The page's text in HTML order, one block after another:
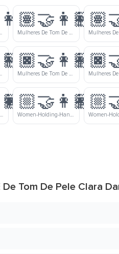
Dando As Mãos
👩🏽‍🤝‍👩🏻
Mulheres De Tom De Pele Médio E De Tom De Pele Clara Dando As Mãos
Clara Dando As Mãos
👩🏿‍🤝‍👩🏼
Mulheres De Tom De Pele Escura E De Tom De Pele Meio Clara Dando As Mãos
Women-Holding-Hands-Light-Skin-Tone-Dark-Skin-Tone
👩🏼‍🤝‍👩🏽
Women-Holding-Hands-Medium-Light-Skin-Tone-Medium-Skin-Tone
Tom De Pele Clara